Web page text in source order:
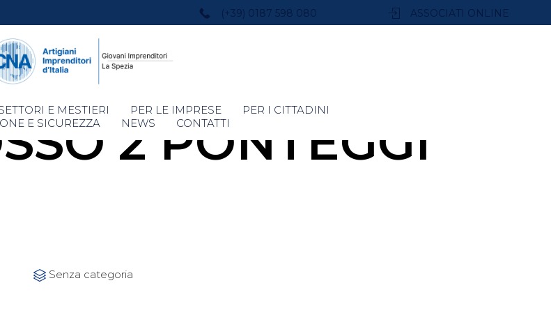
(+39) 0187 598 080 ASSOCIATI ONLINE
Skip
to
E MESTIERI PER LE IMPRESE
PER I CITTADINI
E SICUREZZA
NEWS CONTATTI
2 PONTEGGI
 Category
Senza categoria